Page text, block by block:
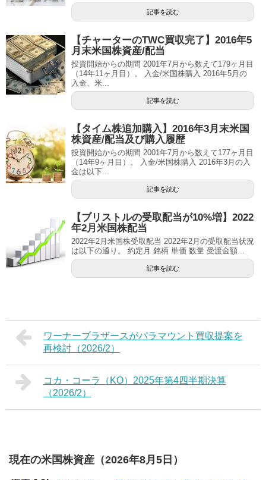
記事を読む
【チャーターのTWC買収完了】2016年5
月末米国株資産/配当
投資開始からの期間 2001年7月から数えて179ヶ月目
（14年11ヶ月目）。 入金/米国株購入 2016年5月の
入金、米...
記事を読む
【タイム株追加購入】2016年3月末米国
株資産/配当及び購入履歴
投資開始からの期間 2001年7月から数えて177ヶ月目
（14年9ヶ月目）。 入金/米国株購入 2016年3月の入
金は以下...
記事を読む
【ブリストルの受取配当が10%増】2022
年2月米国株配当
2022年2月米国株受取配当 2022年2月の受取配当状況
は以下の通り。 約定月 銘柄 単価 数量 受渡金額...
記事を読む
ワーナーブラザースがパラマウント買収提案を
再検討（2026/2）
コカ・コーラ（KO）2025年第4四半期決算
（2026/2）
現在の米国株資産（2026年8月5日）